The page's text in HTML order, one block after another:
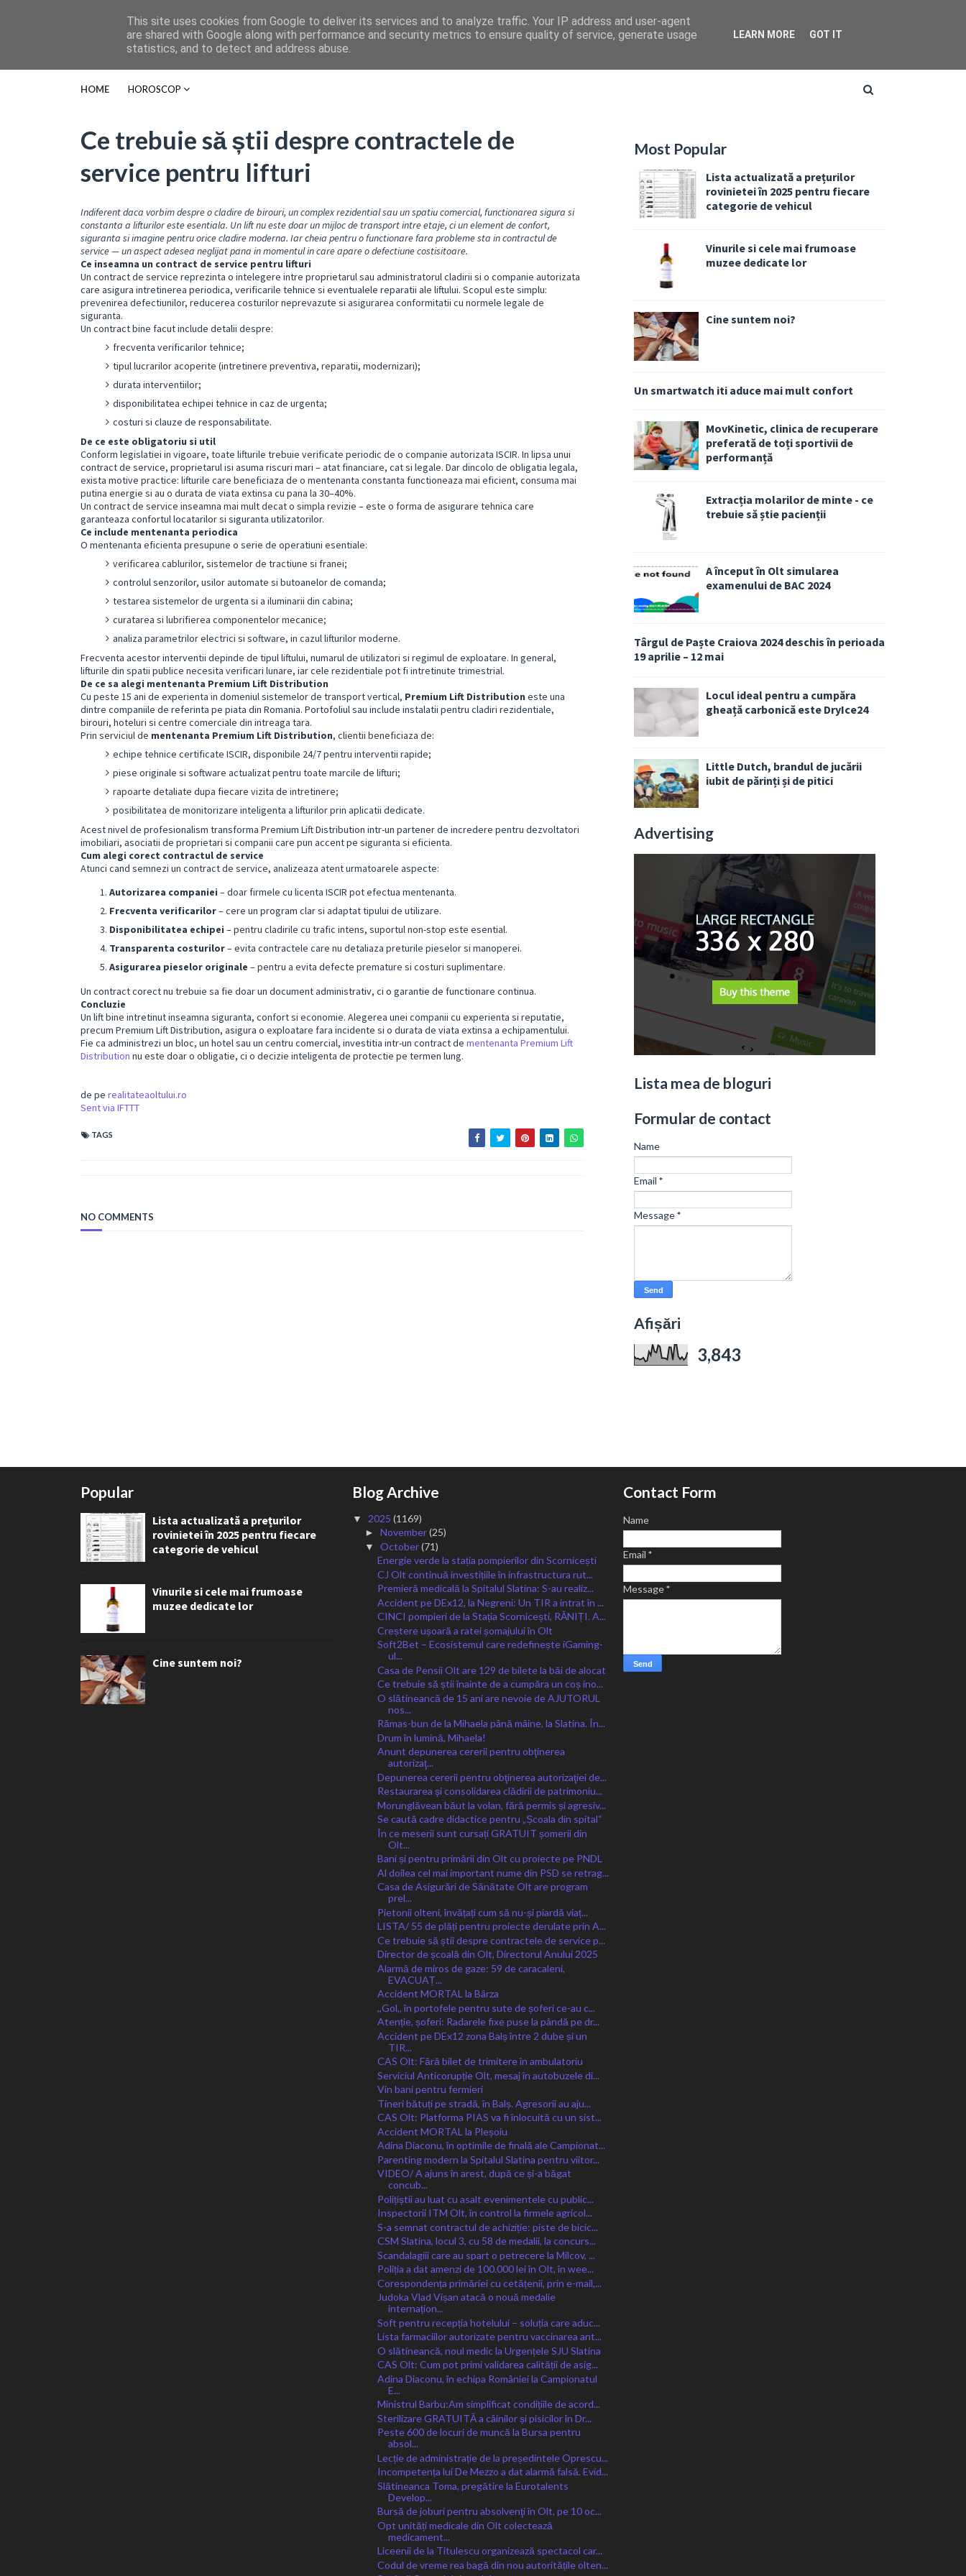
HOME HOROSCOP
Ce trebuie să știi despre contractele de
service pentru lifturi
Indiferent daca vorbim despre o cladire de birouri, un complex rezidential sau un spatiu comercial, functionarea sigura si
constanta a lifturilor este esentiala. Un lift nu este doar un mijloc de transport intre etaje, ci un element de confort,
siguranta si imagine pentru orice cladire moderna. Iar cheia pentru o functionare fara probleme sta in contractul de
service — un aspect adesea neglijat pana in momentul in care apare o defectiune costisitoare.
Ce inseamna un contract de service pentru lifturi
Un contract de service reprezinta o intelegere intre proprietarul sau administratorul cladirii si o companie autorizata
care asigura intretinerea periodica, verificarile tehnice si eventualele reparatii ale liftului. Scopul este simplu:
prevenirea defectiunilor, reducerea costurilor neprevazute si asigurarea conformitatii cu normele legale de
siguranta.
Un contract bine facut include detalii despre:
frecventa verificarilor tehnice;
tipul lucrarilor acoperite (intretinere preventiva, reparatii, modernizari);
durata interventiilor;
disponibilitatea echipei tehnice in caz de urgenta;
costuri si clauze de responsabilitate.
De ce este obligatoriu si util
Conform legislatiei in vigoare, toate lifturile trebuie verificate periodic de o companie autorizata ISCIR. In lipsa unui
contract de service, proprietarul isi asuma riscuri mari – atat financiare, cat si legale. Dar dincolo de obligatia legala,
exista motive practice: lifturile care beneficiaza de o mentenanta constanta functioneaza mai eficient, consuma mai
putina energie si au o durata de viata extinsa cu pana la 30–40%.
Un contract de service inseamna mai mult decat o simpla revizie – este o forma de asigurare tehnica care
garanteaza confortul locatarilor si siguranta utilizatorilor.
Ce include mentenanta periodica
O mentenanta eficienta presupune o serie de operatiuni esentiale:
verificarea cablurilor, sistemelor de tractiune si franei;
controlul senzorilor, usilor automate si butoanelor de comanda;
testarea sistemelor de urgenta si a iluminarii din cabina;
curatarea si lubrifierea componentelor mecanice;
analiza parametrilor electrici si software, in cazul lifturilor moderne.
Frecventa acestor interventii depinde de tipul liftului, numarul de utilizatori si regimul de exploatare. In general,
lifturile din spatii publice necesita verificari lunare, iar cele rezidentiale pot fi intretinute trimestrial.
De ce sa alegi mentenanta Premium Lift Distribution
Cu peste 15 ani de experienta in domeniul sistemelor de transport vertical, Premium Lift Distribution este una
dintre companiile de referinta pe piata din Romania. Portofoliul sau include instalatii pentru cladiri rezidentiale,
birouri, hoteluri si centre comerciale din intreaga tara.
Prin serviciul de mentenanta Premium Lift Distribution, clientii beneficiaza de:
echipe tehnice certificate ISCIR, disponibile 24/7 pentru interventii rapide;
piese originale si software actualizat pentru toate marcile de lifturi;
rapoarte detaliate dupa fiecare vizita de intretinere;
posibilitatea de monitorizare inteligenta a lifturilor prin aplicatii dedicate.
Acest nivel de profesionalism transforma Premium Lift Distribution intr-un partener de incredere pentru dezvoltatori
imobiliari, asociatii de proprietari si companii care pun accent pe siguranta si eficienta.
Cum alegi corect contractul de service
Atunci cand semnezi un contract de service, analizeaza atent urmatoarele aspecte:
Autorizarea companiei – doar firmele cu licenta ISCIR pot efectua mentenanta.
Frecventa verificarilor– cere un program clar si adaptat tipului de utilizare.
Disponibilitatea echipei – pentru cladirile cu trafic intens, suportul non-stop este esential.
Transparenta costurilor– evita contractele care nu detaliaza preturile pieselor si manoperei.
Asigurarea pieselor originale – pentru a evita defecte premature si costuri suplimentare.
Un contract corect nu trebuie sa fie doar un document administrativ, ci o garantie de functionare continua.
Concluzie
Un lift bine intretinut inseamna siguranta, confort si economie. Alegerea unei companii cu experienta si reputatie,
precum Premium Lift Distribution, asigura o exploatare fara incidente si o durata de viata extinsa a echipamentului.
Fie ca administrezi un bloc, un hotel sau un centru comercial, investitia intr-un contract de mentenanta Premium Lift
Distribution nu este doar o obligatie, ci o decizie inteligenta de protectie pe termen lung.
de pe realitateaoltului.ro
Sent via IFTTT
TAGS
NO COMMENTS
Most Popular
Lista actualizată a prețurilor
rovinietei în 2025 pentru fiecare
categorie de vehicul
Vinurile si cele mai frumoase
muzee dedicate lor
Cine suntem noi?
Un smartwatch iti aduce mai mult confort
MovKinetic, clinica de recuperare
preferată de toți sportivii de
performanță
Extracția molarilor de minte - ce
trebuie să știe pacienții
A început în Olt simularea
examenului de BAC 2024
Târgul de Paște Craiova 2024 deschis în perioada
19 aprilie – 12 mai
Locul ideal pentru a cumpăra
gheață carbonică este DryIce24
Little Dutch, brandul de jucării
iubit de părinți și de pitici
Advertising
Lista mea de bloguri
Formular de contact
Name
Email *
Message*
Afișări
3,843
Popular
Lista actualizată a prețurilor
rovinietei în 2025 pentru fiecare
categorie de vehicul
Vinurile si cele mai frumoase
muzee dedicate lor
Cine suntem noi?
Blog Archive
▼ 2025 (1169)
► November(25)
▼ October(71)
Energie verde la stația pompierilor din Scornicești
CJ Olt continuă investițiile în infrastructura rut...
Premieră medicală la Spitalul Slatina: S-au realiz...
Accident pe DEx12, la Negreni: Un TIR a intrat în ...
CINCI pompieri de la Stația Scornicești, RĂNIȚI. A...
Creștere ușoară a ratei șomajului în Olt
Soft2Bet – Ecosistemul care redefinește iGaming-
ul...
Casa de Pensii Olt are 129 de bilete la băi de alocat
Ce trebuie să știi înainte de a cumpăra un coș ino...
O slătineancă de 15 ani are nevoie de AJUTORUL
nos...
Rămas-bun de la Mihaela până mâine, la Slatina. În...
Drum în lumină, Mihaela!
Anunt depunerea cererii pentru obţinerea
autorizaţ...
Depunerea cererii pentru obţinerea autorizaţiei de...
Restaurarea și consolidarea clădirii de patrimoniu...
Morunglăvean băut la volan, fără permis și agresiv...
Se caută cadre didactice pentru „Școala din spital“
În ce meserii sunt cursați GRATUIT șomerii din
Olt...
Bani și pentru primării din Olt cu proiecte pe PNDL
Al doilea cel mai important nume din PSD se retrag...
Casa de Asigurări de Sănătate Olt are program
prel...
Pietonii olteni, învățați cum să nu-și piardă viaț...
LISTA/ 55 de plăți pentru proiecte derulate prin A...
Ce trebuie să știi despre contractele de service p...
Director de școală din Olt, Directorul Anului 2025
Alarmă de miros de gaze: 59 de caracaleni,
EVACUAȚ...
Accident MORTAL la Bârza
,,Gol,, în portofele pentru sute de șoferi ce-au c...
Atenție, șoferi: Radarele fixe puse la pândă pe dr...
Accident pe DEx12 zona Balș între 2 dube și un
TIR...
CAS Olt: Fără bilet de trimitere în ambulatoriu
Serviciul Anticorupție Olt, mesaj în autobuzele di...
Vin bani pentru fermieri
Tineri bătuți pe stradă, în Balș. Agresorii au aju...
CAS Olt: Platforma PIAS va fi înlocuită cu un sist...
Accident MORTAL la Pleșoiu
Adina Diaconu, în optimile de finală ale Campionat...
Parenting modern la Spitalul Slatina pentru viitor...
VIDEO/ A ajuns în arest, după ce și-a băgat
concub...
Polițiștii au luat cu asalt evenimentele cu public...
Inspectorii ITM Olt, în control la firmele agricol...
S-a semnat contractul de achiziție: piste de bicic...
CSM Slatina, locul 3, cu 58 de medalii, la concurs...
Scandalagiii care au spart o petrecere la Milcov, ...
Poliția a dat amenzi de 100.000 lei în Olt, în wee...
Corespondența primăriei cu cetățenii, prin e-mail,...
Judoka Vlad Vișan atacă o nouă medalie
internațion...
Soft pentru recepția hotelului – soluția care aduc...
Lista farmaciilor autorizate pentru vaccinarea ant...
O slătineancă, noul medic la Urgențele SJU Slatina
CAS Olt: Cum pot primi validarea calității de asig...
Adina Diaconu, în echipa României la Campionatul
E...
Ministrul Barbu:Am simplificat condițiile de acord...
Sterilizare GRATUITĂ a câinilor și pisicilor în Dr...
Peste 600 de locuri de muncă la Bursa pentru
absol...
Lecție de administrație de la președintele Oprescu...
Incompetența lui De Mezzo a dat alarmă falsă. Evid...
Slătineanca Toma, pregătire la Eurotalents
Develop...
Bursă de joburi pentru absolvenţi în Olt, pe 10 oc...
Opt unități medicale din Olt colectează
medicament...
Liceenii de la Titulescu organizează spectacol car...
Codul de vreme rea bagă din nou autoritățile olten...
Contact Form
Name
Email*
Message*
This site uses cookies from Google to deliver its services and to analyze traffic. Your IP address and user-agent
are shared with Google along with performance and security metrics to ensure quality of service, generate usage
statistics, and to detect and address abuse.
LEARN MORE GOT IT